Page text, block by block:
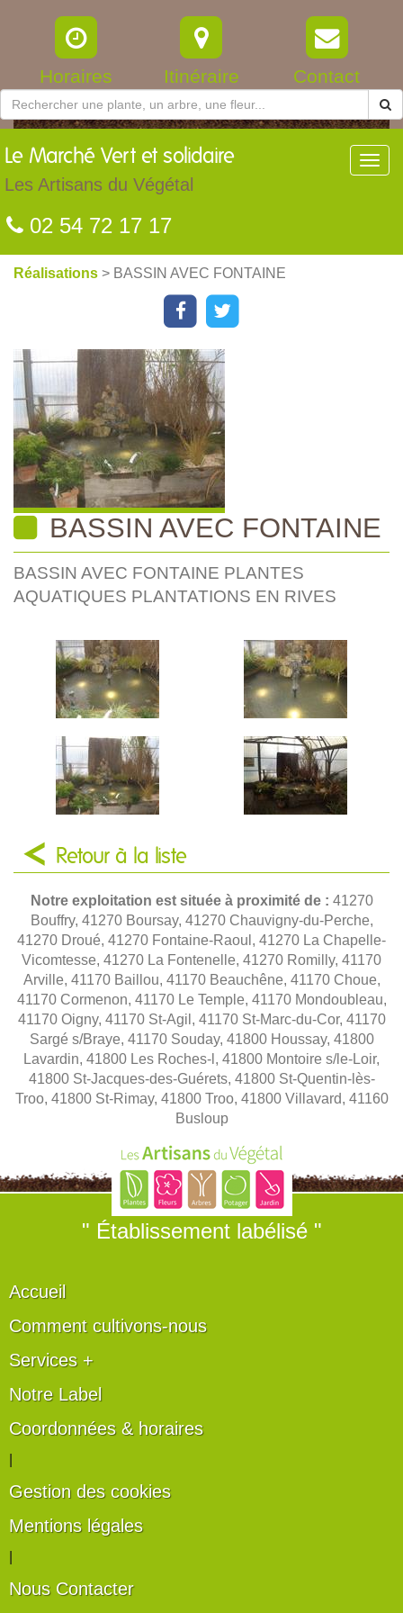
Horaires Itinéraire Contact
Le Marché Vert et solidaire
Les Artisans du Végétal
02 54 72 17 17
Réalisations > BASSIN AVEC FONTAINE
BASSIN AVEC FONTAINE
BASSIN AVEC FONTAINE PLANTES
AQUATIQUES PLANTATIONS EN RIVES
Retour à la liste
Notre exploitation est située à proximité de : 41270
Bouffry, 41270 Boursay, 41270 Chauvigny-du-Perche,
41270 Droué, 41270 Fontaine-Raoul, 41270 La Chapelle-
Vicomtesse, 41270 La Fontenelle, 41270 Romilly, 41170
Arville, 41170 Baillou, 41170 Beauchêne, 41170 Choue,
41170 Cormenon, 41170 Le Temple, 41170 Mondoubleau,
41170 Oigny, 41170 St-Agil, 41170 St-Marc-du-Cor, 41170
Sargé s/Braye, 41170 Souday, 41800 Houssay, 41800
Lavardin, 41800 Les Roches-l, 41800 Montoire s/le-Loir,
41800 St-Jacques-des-Guérets, 41800 St-Quentin-lès-
Troo, 41800 St-Rimay, 41800 Troo, 41800 Villavard, 41160
Busloup
" Établissement labélisé "
Accueil
Comment cultivons-nous
Services +
Notre Label
Coordonnées & horaires
Gestion des cookies
Mentions légales
Nous Contacter